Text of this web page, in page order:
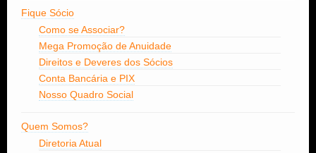
Fique Sócio
Como se Associar?
Mega Promoção de Anuidade
Direitos e Deveres dos Sócios
Conta Bancária e PIX
Nosso Quadro Social
Quem Somos?
Diretoria Atual